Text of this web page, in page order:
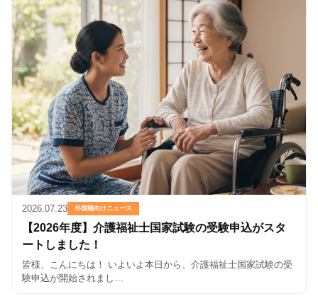
2026.07.23 外国籍向けニュース
【2026年度】介護福祉士国家試験の受験申込がスタ
ートしました！
皆様、こんにちは！ いよいよ本日から、介護福祉士国家試験の受
験申込が開始されまし…